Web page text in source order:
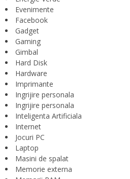
Evenimente
Facebook
Gadget
Gaming
Gimbal
Hard Disk
Hardware
Imprimante
Ingrijire personala
Ingrijire personala
Inteligenta Artificiala
Internet
Jocuri PC
Laptop
Masini de spalat
Memorie externa